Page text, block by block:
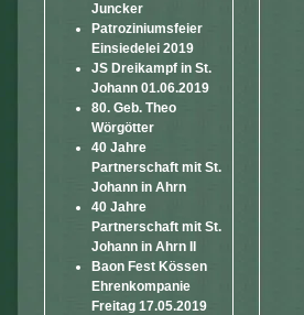
Juncker
Patroziniumsfeier
Einsiedelei 2019
JS Dreikampf in St.
Johann 01.06.2019
80. Geb. Theo
Wörgötter
40 Jahre
Partnerschaft mit St.
Johann in Ahrn
40 Jahre
Partnerschaft mit St.
Johann in Ahrn II
Baon Fest Kössen
Ehrenkompanie
Freitag 17.05.2019